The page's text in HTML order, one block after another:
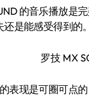
的音乐播放是
是能感受得到的。
表现是可圈可点